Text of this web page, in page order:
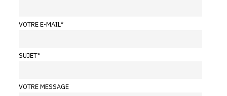
VOTRE E-MAIL*
SUJET*
VOTRE MESSAGE